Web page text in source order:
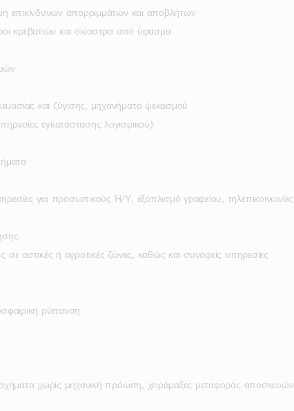
επικίνδυνων απορριμμάτων και αποβλήτων
κρεβατιών και σκίαστρα από ύφασμα
και ζύγισης, μηχανήματα ψεκασμού
εγκατάστασης λογισμικού)
για προσωπικούς Η/Υ, εξοπλισμό γραφείου, τηλεπικοινωνίες
σε αστικές ή αγροτικές ζώνες, καθώς και συναφείς υπηρεσίες
ρύπανση
χωρίς μηχανική πρόωση, χειράμαξες μεταφοράς αποσκευών